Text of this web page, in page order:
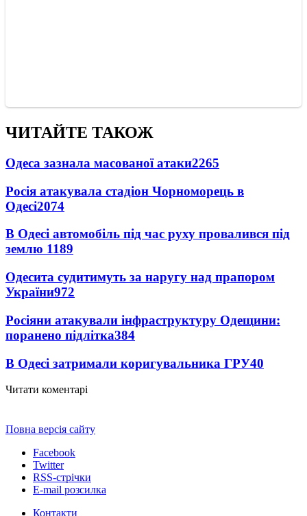
ЧИТАЙТЕ ТАКОЖ
Одеса зазнала масованої атаки2265
Росія атакувала стадіон Чорноморець в
Одесі2074
В Одесі автомобіль під час руху провалився під
землю 1189
Одесита судитимуть за наругу над прапором
України972
Росіяни атакували інфраструктуру Одещини:
поранено підлітка384
В Одесі затримали коригувальника ГРУ40
Читати коментарі
Повна версія сайту
Facebook
Twitter
RSS-стрічки
E-mail розсилка
Контакти